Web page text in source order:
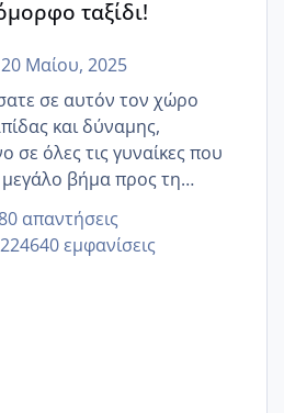
ταξίδι!
20 Μαίου, 2025
σε αυτόν τον χώρο
και δύναμης,
σε όλες τις γυναίκες που
βήμα προς τη
μέσω εξωσωματικής το 2025.
αγωνίες, χαρές,
κάθε μικρή ή μεγάλη
απαντήσεις
224640 εμφανίσεις